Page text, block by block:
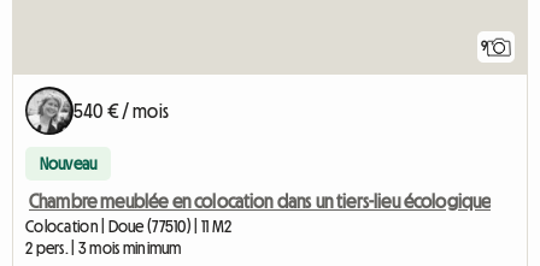
9
540 € / mois
Nouveau
Chambre meublée en colocation dans un tiers-lieu écologique
Colocation | Doue (77510) | 11 M2
2 pers. | 3 mois minimum